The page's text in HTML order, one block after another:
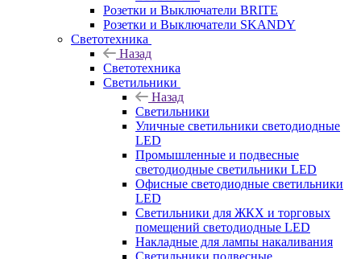
Розетки и Выключатели BRITE
Розетки и Выключатели SKANDY
Светотехника
Назад
Светотехника
Светильники
Назад
Светильники
Уличные светильники светодиодные
LED
Промышленные и подвесные
светодиодные светильники LED
Офисные светодиодные светильники
LED
Светильники для ЖКХ и торговых
помещений светодиодные LED
Накладные для лампы накаливания
Светильники подвесные